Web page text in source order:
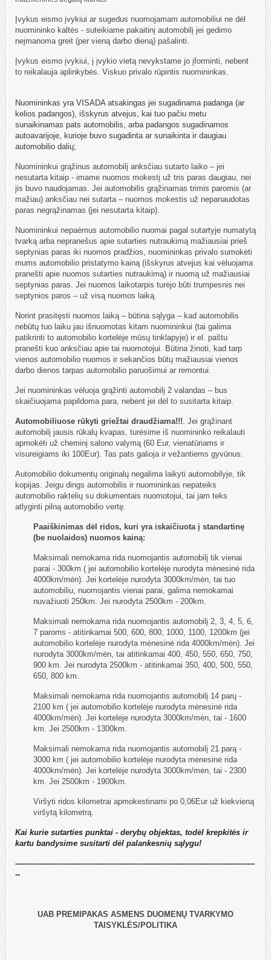
Įvykus eismo įvykiui ar sugedus nuomojamam automobiliui ne dėl
nuomininko kaltės - suteikiame pakaitinį automobilį jei gedimo
neįmanoma greit (per vieną darbo dieną) pašalinti.
Įvykus eismo įvykiui, į įvykio vietą nevykstame jo įforminti, nebent
to reikalauja aplinkybės. Viskuo privalo rūpintis nuomininkas.
Nuomininkas yra VISADA atsakingas jei sugadinama padanga (ar
kelios padangos), išskyrus atvejus, kai tuo pačiu metu
sunaikinamas pats automobilis, arba padangos sugadinamos
autoavarijoje, kurioje buvo sugadinta ar sunaikinta ir daugiau
automobilio dalių;
Nuomininkui grąžinus automobilį anksčiau sutarto laiko – jei
nesutarta kitaip - imame nuomos mokestį už tris paras daugiau, nei
jis buvo naudojamas. Jei automobilis grąžinamas trimis paromis (ar
mažiau) anksčiau nei sutarta – nuomos mokestis už nepanaudotas
paras negrąžinamas (jei nesutarta kitaip).
Nuomininkui nepaėmus automobilio nuomai pagal sutartyje numatytą
tvarką arba nepranešus apie sutarties nutraukimą mažiausiai prieš
septynias paras iki nuomos pradžios, nuomininkas privalo sumokėti
mums automobilio pristatymo kainą (išskyrus atvejus kai vėluojama
pranešti apie nuomos sutarties nutraukimą) ir nuomą už mažiausiai
septynias paras. Jei nuomos laikotarpis turėjo būti trumpesnis nei
septynios paros – už visą nuomos laiką.
Norint prasitęsti nuomos laiką – būtina sąlyga – kad automobilis
nebūtų tuo laiku jau išnuomotas kitam nuomininkui (tai galima
patikrinti to automobilio kortelėje mūsų tinklapyje) ir el. paštu
pranešti kuo anksčiau apie tai nuomotojui. Būtina žinoti, kad tarp
vienos automobilio nuomos ir sekančios būtų mažiausiai vienos
darbo dienos tarpas automobilio paruošimui ar remontui.
Jei nuomininkas vėluoja grąžinti automobilį 2 valandas – bus
skaičiuojama papildoma para, nebent jei dėl to susitarta kitaip.
Automobiliuose rūkyti griežtai draudžiama!!!. Jei grąžinant
automobilį jausis rūkalų kvapas, turėsime iš nuomininko reikalauti
apmokėti už cheminį salono valymą (60 Eur, vienatūriams ir
visureigiams iki 100Eur). Tas pats galioja ir vežantiems gyvūnus.
Automobilio dokumentų originalų negalima laikyti automobilyje, tik
kopijas. Jeigu dings automobilis ir nuomininkas nepateiks
automobilio raktelių su dokumentais nuomotojui, tai jam teks
atlyginti pilną automobilio vertę.
Paaiškinimas dėl ridos, kuri yra iskaičiuota į standartinę
(be nuolaidos) nuomos kainą:
Maksimali nemokama rida nuomojantis automobilį tik vienai
parai - 300km ( jei automobilio kortelėje nurodyta mėnesinė rida
4000km/mėn). Jei kortelėje nurodyta 3000km/mėn, tai tuo
automobiliu, nuomojantis vienai parai, galima nemokamai
nuvažiuoti 250km. Jei nurodyta 2500km - 200km.
Maksimali nemokama rida nuomojantis automobilį 2, 3, 4, 5, 6,
7 paroms - atitinkamai 500, 600, 800, 1000, 1100, 1200km (jei
automobilio kortelėje nurodyta mėnesinė rida 4000km/mėn). Jei
nurodyta 3000km/mėn, tai atitinkamai 400, 450, 550, 650, 750,
900 km. Jei nurodyta 2500km - atitinkamai 350, 400, 500, 550,
650, 800 km.
Maksimali nemokama rida nuomojantis automobilį 14 parų -
2100 km ( jei automobilio kortelėje nurodyta mėnesinė rida
4000km/mėn). Jei kortelėje nurodyta 3000km/mėn, tai - 1600
km. Jei 2500km - 1300km.
Maksimali nemokama rida nuomojantis automobilį 21 parą -
3000 km ( jei automobilio kortelėje nurodyta mėnesinė rida
4000km/mėn). Jei kortelėje nurodyta 3000km/mėn, tai - 2300
km. Jei 2500km - 1900km.
Viršyti ridos kilometrai apmokestinami po 0,06Eur už kiekvieną
viršytą kilometrą.
Kai kurie sutarties punktai - derybų objektas, todėl krepkitės ir
kartu bandysime susitarti dėl palankesnių sąlygu!
---------------------------------------------------------------------------------------------------
--
UAB PREMIPAKAS ASMENS DUOMENŲ TVARKYMO
TAISYKLĖS/POLITIKA